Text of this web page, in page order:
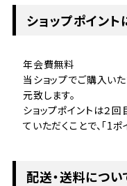
ショップポイント
年会費無料
当ショップでご購入い
元致します。
ショップポイントは２
ていただくことで、「1
配送・送料につい